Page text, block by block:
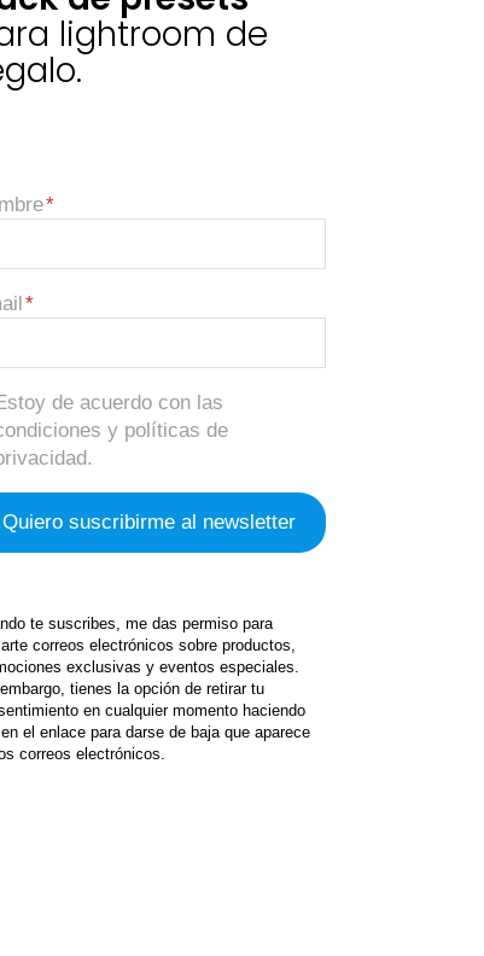
lightroom de
de acuerdo con las
y políticas de
te suscribes, me das permiso para
correos electrónicos sobre productos,
exclusivas y eventos especiales.
tienes la opción de retirar tu
en cualquier momento haciendo
el enlace para darse de baja que aparece
correos electrónicos.